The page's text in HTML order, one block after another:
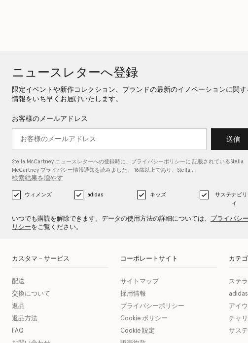
ニュースレターへ登録
限定イベントや新作コレクション、ブランドの最新のイノベーションに関す
情報をいち早くお届けいたします。
お客様のメールアドレス
送信
Stella McCartney ニュースレターへの登録時に、 プライバシーポリシーに 記載されているStella
McCartney プライバシー情報通知を読みました。 16歳以上であり、Stella…
検索結果を増やす
ウィメンズ adidas キッズ
サステナビリ
ィ
いつでも購読を解除できます。データの使用方法の詳細については、 プライバシ
リシーをご覧ください。
カスタマ－サービス
配送
交換について
返品
返品方法
FAQ
コーポレートサイト
サイトマップ
採用情報
プライバシーポリシー
Cookie ポリシー
Cookie 設定
カテ
ステ
adidas
アイ
チャ
サス